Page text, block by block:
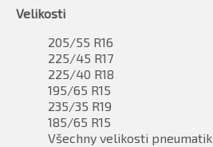
Velikosti
205/55 R16
225/45 R17
225/40 R18
195/65 R15
235/35 R19
185/65 R15
Všechny velikosti pneumatik